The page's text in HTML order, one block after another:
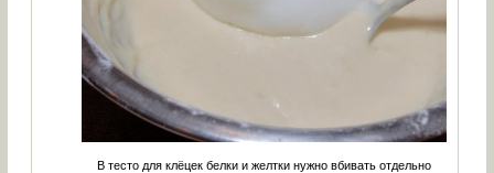
В тесто для клёцек белки и желтки нужно вбивать отдельно